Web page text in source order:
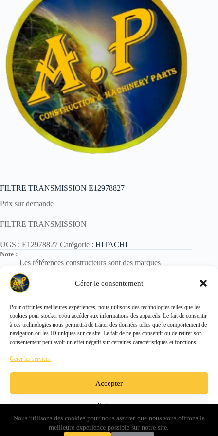
Gérer le consentement
Pour offrir les meilleures expériences, nous utilisons des technologies telles que les
cookies pour stocker et/ou accéder aux informations des appareils. Le fait de consentir
à ces technologies nous permettra de traiter des données telles que le comportement de
navigation ou les ID uniques sur ce site. Le fait de ne pas consentir ou de retirer son
consentement peut avoir un effet négatif sur certaines caractéristiques et fonctions.
Gérer les services
Accepter
Refuser
Voir les préférences
Nous utilisons des cookies pour nous assurer que nous vous offrons la
meilleure expérience possible sur notre site.
FILTRE TRANSMISSION E12978827
Prix sur demande
FILTRE TRANSMISSION
UGS : E12978827 Catégorie : HITACHI
Note :
Les références constructeurs sont des marques
Elles sont utilisées uniquement pour identification des
pièces.
Copyright © 2026 - ALL PARTS FRANCE SAS